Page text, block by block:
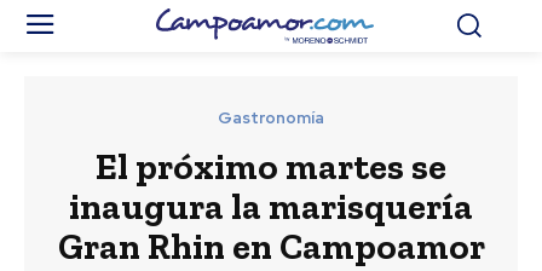
Gastronomía
El próximo martes se
inaugura la marisquería
Gran Rhin en Campoamor